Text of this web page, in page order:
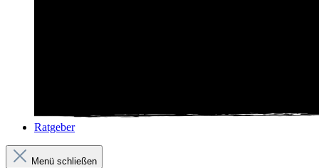
Ratgeber
Menü schließen